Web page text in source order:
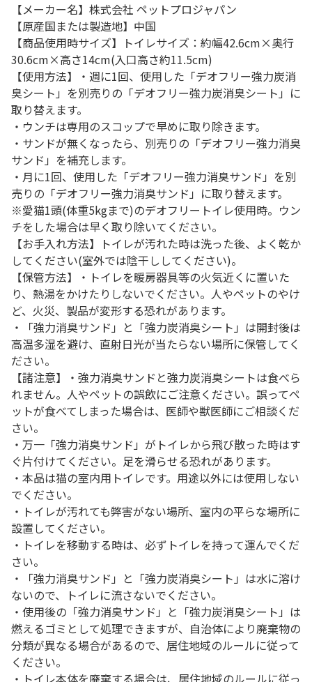
【メーカー名】株式会社 ペットプロジャパン
【原産国または製造地】中国
【商品使用時サイズ】トイレサイズ：約幅42.6cm×奥行
30.6cm×高さ14cm(入口高さ約11.5cm)
【使用方法】・週に1回、使用した「デオフリー強力炭消
臭シート」を別売りの「デオフリー強力炭消臭シート」に
取り替えます。
・ウンチは専用のスコップで早めに取り除きます。
・サンドが無くなったら、別売りの「デオフリー強力消臭
サンド」を補充します。
・月に1回、使用した「デオフリー強力消臭サンド」を別
売りの「デオフリー強力消臭サンド」に取り替えます。
※愛猫1頭(体重5kgまで)のデオフリートイレ使用時。ウン
チをした場合は早く取り除いてください。
【お手入れ方法】トイレが汚れた時は洗った後、よく乾か
してください(室外では陰干ししてください)。
【保管方法】・トイレを暖房器具等の火気近くに置いた
り、熱湯をかけたりしないでください。人やペットのやけ
ど、火災、製品が変形する恐れがあります。
・「強力消臭サンド」と「強力炭消臭シート」は開封後は
高温多湿を避け、直射日光が当たらない場所に保管してく
ださい。
【諸注意】・強力消臭サンドと強力炭消臭シートは食べら
れません。人やペットの誤飲にご注意ください。誤ってペ
ットが食べてしまった場合は、医師や獣医師にご相談くだ
さい。
・万一「強力消臭サンド」がトイレから飛び散った時はす
ぐ片付けてください。足を滑らせる恐れがあります。
・本品は猫の室内用トイレです。用途以外には使用しない
でください。
・トイレが汚れても弊害がない場所、室内の平らな場所に
設置してください。
・トイレを移動する時は、必ずトイレを持って運んでくだ
さい。
・「強力消臭サンド」と「強力炭消臭シート」は水に溶け
ないので、トイレに流さないでください。
・使用後の「強力消臭サンド」と「強力炭消臭シート」は
燃えるゴミとして処理できますが、自治体により廃棄物の
分類が異なる場合があるので、居住地域のルールに従って
ください。
・トイレ本体を廃棄する場合は、居住地域のルールに従っ